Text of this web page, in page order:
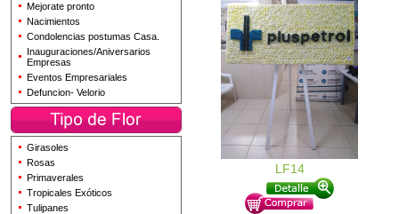
Mejorate pronto
Nacimientos
Condolencias postumas Casa.
Inauguraciones/Aniversarios
Empresas
Eventos Empresariales
Defuncion- Velorio
Girasoles
Rosas
Primaverales
Tropicales Exóticos
Tulipanes
LF14